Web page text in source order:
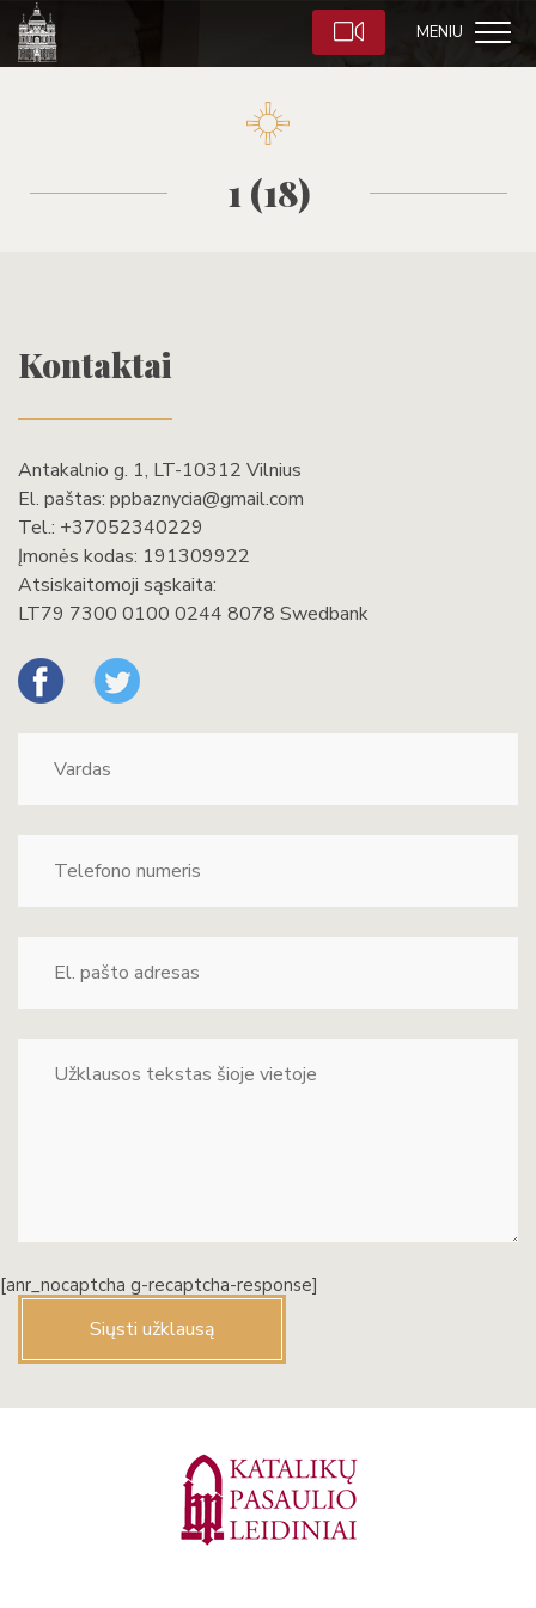
MENIU
1 (18)
Kontaktai
Antakalnio g. 1, LT-10312 Vilnius
El. paštas: ppbaznycia@gmail.com
Tel.: +37052340229
Įmonės kodas: 191309922
Atsiskaitomoji sąskaita:
LT79 7300 0100 0244 8078 Swedbank
[anr_nocaptcha g-recaptcha-response]